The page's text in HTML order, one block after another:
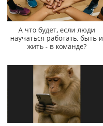
А что будет, если люди
научаться работать, быть и
жить - в команде?